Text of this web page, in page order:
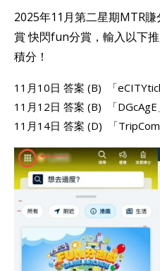
2025年11月第二星期MTR
賞 快閃fun分賞，輸入以下
積分！
11月10日 答案 (B) 「
11月12日 答案 (B) 「DGcAgE
11月14日 答案 (D) 「